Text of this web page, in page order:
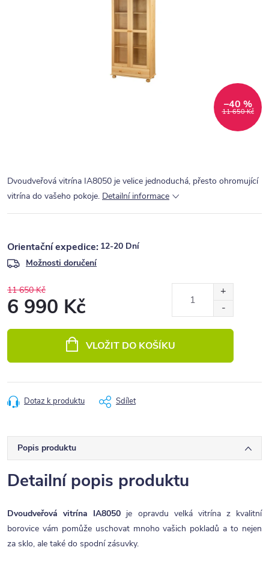
11 650 Kč
–40 %
Dvoudveřová vitrína IA8050 je velice jednoduchá, přesto ohromující
vitrína do vašeho pokoje. Detailní informace
12-20 Dní
Možnosti doručení
11 650 Kč
6 990 Kč
VLOŽIT DO KOŠÍKU
Dotaz k produktu Sdílet
Popis produktu
Detailní popis produktu
Dvoudveřová vitrína IA8050 je opravdu velká vitrína z kvalitní
borovice vám pomůže uschovat mnoho vašich pokladů a to nejen
za sklo, ale také do spodní zásuvky.